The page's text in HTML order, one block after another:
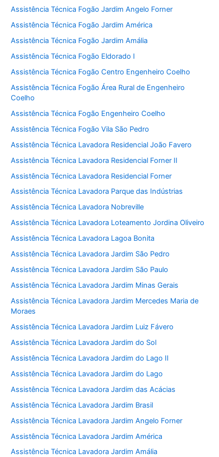
Assistência Técnica Fogão Jardim Angelo Forner
Assistência Técnica Fogão Jardim América
Assistência Técnica Fogão Jardim Amália
Assistência Técnica Fogão Eldorado I
Assistência Técnica Fogão Centro Engenheiro Coelho
Assistência Técnica Fogão Área Rural de Engenheiro
Coelho
Assistência Técnica Fogão Engenheiro Coelho
Assistência Técnica Fogão Vila São Pedro
Assistência Técnica Lavadora Residencial João Favero
Assistência Técnica Lavadora Residencial Forner II
Assistência Técnica Lavadora Residencial Forner
Assistência Técnica Lavadora Parque das Indústrias
Assistência Técnica Lavadora Nobreville
Assistência Técnica Lavadora Loteamento Jordina Oliveiro
Assistência Técnica Lavadora Lagoa Bonita
Assistência Técnica Lavadora Jardim São Pedro
Assistência Técnica Lavadora Jardim São Paulo
Assistência Técnica Lavadora Jardim Minas Gerais
Assistência Técnica Lavadora Jardim Mercedes Maria de
Moraes
Assistência Técnica Lavadora Jardim Luiz Fávero
Assistência Técnica Lavadora Jardim do Sol
Assistência Técnica Lavadora Jardim do Lago II
Assistência Técnica Lavadora Jardim do Lago
Assistência Técnica Lavadora Jardim das Acácias
Assistência Técnica Lavadora Jardim Brasil
Assistência Técnica Lavadora Jardim Angelo Forner
Assistência Técnica Lavadora Jardim América
Assistência Técnica Lavadora Jardim Amália